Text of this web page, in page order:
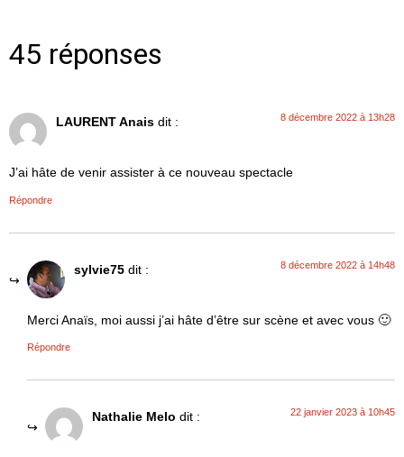
45 réponses
LAURENT Anais dit : 8 décembre 2022 à 13h28
J’ai hâte de venir assister à ce nouveau spectacle
Répondre
sylvie75 dit : 8 décembre 2022 à 14h48
Merci Anaïs, moi aussi j’ai hâte d’être sur scène et avec vous 🙂
Répondre
Nathalie Melo dit : 22 janvier 2023 à 10h45